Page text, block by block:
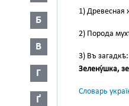
Б
В
Г
Ґ
1) Древесная
2) Порода
3) Въ
Зелену́шка,
Словарь